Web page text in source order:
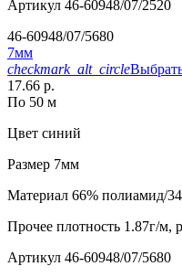
Артикул 46-60948/07/2520
46-60948/07/5680
7мм
checkmark_alt_circle
17.66 р.
По 50 м
Цвет синий
Размер 7мм
Материал 66% полиамид/
Прочее плотность 1.87г/м,
Артикул 46-60948/07/5680